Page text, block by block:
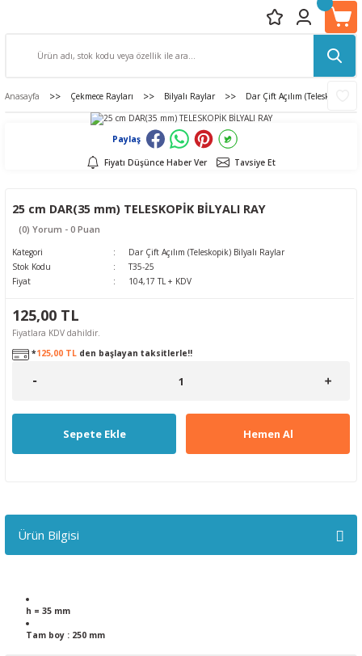
Anasayfa Çekmece Rayları Bilyalı Raylar Dar Çift Açılım (Teleskopik)
Paylaş
Fiyatı Düşünce Haber Ver Tavsiye Et
25 cm DAR(35 mm) TELESKOPİK BİLYALI RAY
(0) Yorum - 0 Puan
Kategori
Dar Çift Açılım (Teleskopik) Bilyalı Raylar
Stok Kodu
T35-25
Fiyat
104,17 TL + KDV
125,00 TL
Fiyatlara KDV dahildir.
*125,00 TL den başlayan taksitlerle!!
Sepete Ekle Hemen Al
Ürün Bilgisi
h = 35 mm
Tam boy : 250 mm